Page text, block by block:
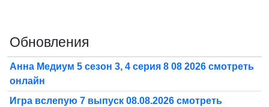
Обновления
Анна Медиум 5 сезон 3, 4 серия 8 08 2026 смотреть
онлайн
Игра вслепую 7 выпуск 08.08.2026 смотреть